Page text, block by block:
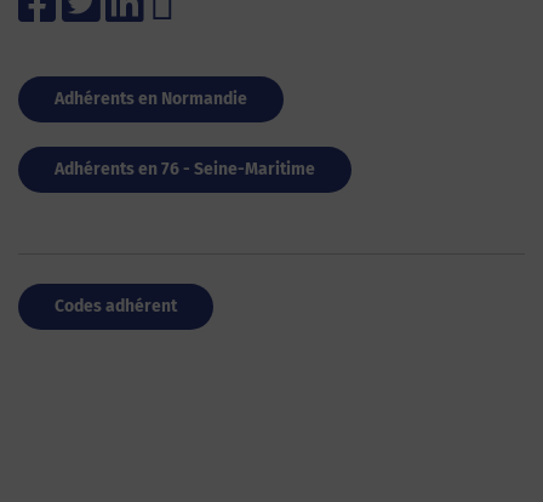
Adhérents en Normandie
Adhérents en 76 - Seine-Maritime
Codes adhérent